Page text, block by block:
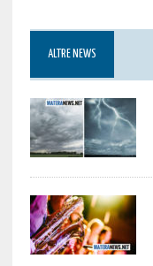
ALTRE NEWS